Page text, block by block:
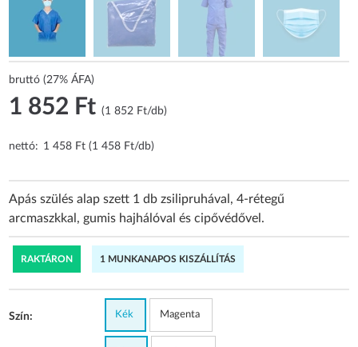
bruttó (27% ÁFA)
1 852 Ft(1 852 Ft/db)
nettó: 1 458 Ft (1 458 Ft/db)
Apás szülés alap szett 1 db zsilipruhával, 4-rétegű
arcmaszkkal, gumis hajhálóval és cipővédővel.
RAKTÁRON 1 MUNKANAPOS KISZÁLLÍTÁS
Szín: Kék Magenta